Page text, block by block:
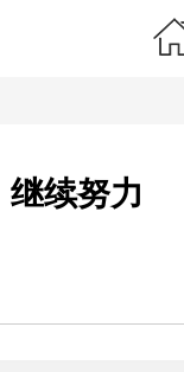
续努力